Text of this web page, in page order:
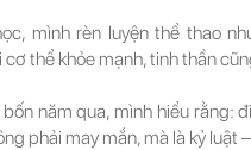
mình rèn luyện thể thao
cơ thể khỏe mạnh, tinh thần
bốn năm qua, mình hiểu rằng:
phải may mắn, mà là kỷ luật